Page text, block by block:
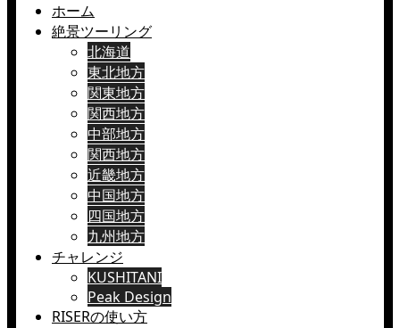
ホーム
絶景ツーリング
北海道
東北地方
関東地方
関西地方
中部地方
関西地方
近畿地方
中国地方
四国地方
九州地方
チャレンジ
KUSHITANI
Peak Design
RISERの使い方